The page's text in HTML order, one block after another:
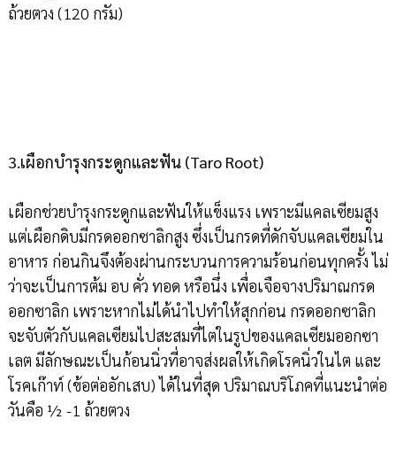
ถ้วยตวง (120 กรัม)
3.เผือกบำรุงกระดูกและฟัน (Taro Root)
เผือกช่วยบำรุงกระดูกและฟันให้แข็งแรง เพราะมีแคลเซียมสูง
แต่เผือกดิบมีกรดออกซาลิกสูง ซึ่งเป็นกรดที่ดักจับแคลเซียมใน
อาหาร ก่อนกินจึงต้องผ่านกระบวนการความร้อนก่อนทุกครั้ง ไม่
ว่าจะเป็นการต้ม อบ คั่ว ทอด หรือนึ่ง เพื่อเจือจางปริมาณกรด
ออกซาลิก เพราะหากไม่ได้นำไปทำให้สุกก่อน กรดออกซาลิก
จะจับตัวกับแคลเซียมไปสะสมที่ไตในรูปของแคลเซียมออกซา
เลต มีลักษณะเป็นก้อนนิ่วที่อาจส่งผลให้เกิดโรคนิ่วในไต และ
โรคเก๊าท์ (ข้อต่ออักเสบ) ได้ในที่สุด ปริมาณบริโภคที่แนะนำต่อ
วันคือ ½ -1 ถ้วยตวง